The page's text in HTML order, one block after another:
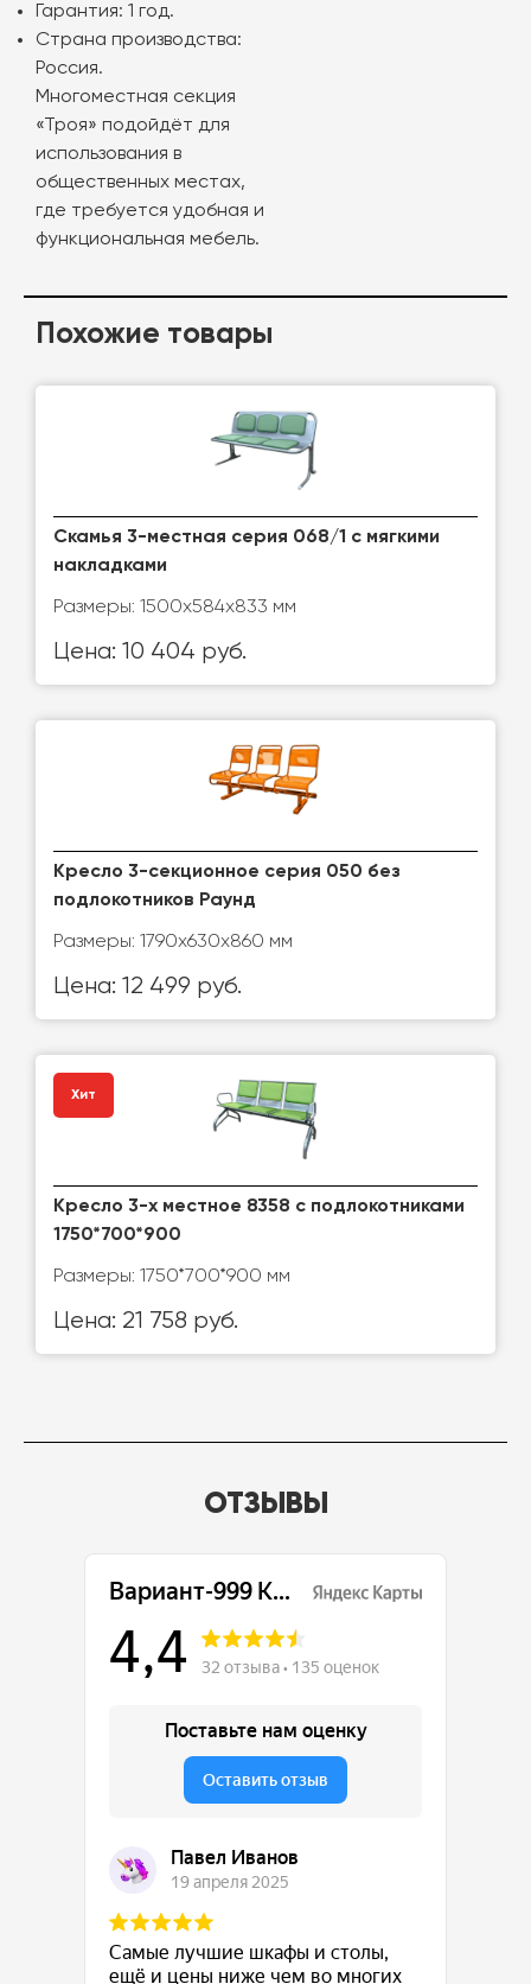
Гарантия: 1 год.
Страна производства:
Россия.
Многоместная секция
«Троя» подойдёт для
использования в
общественных местах,
где требуется удобная и
функциональная мебель.
Похожие товары
Скамья 3-местная серия 068/1 с мягкими
накладками
Размеры: 1500x584x833 мм
Цена: 10 404 руб.
Кресло 3-секционное серия 050 без
подлокотников Раунд
Размеры: 1790x630x860 мм
Цена: 12 499 руб.
Хит
Кресло 3-х местное 8358 с подлокотниками
1750*700*900
Размеры: 1750*700*900 мм
Цена: 21 758 руб.
ОТЗЫВЫ